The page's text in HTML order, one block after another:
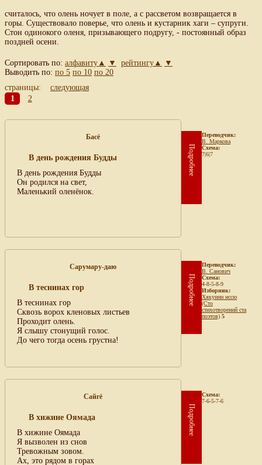
считалось, что олень ночует в поле, а с рассветом возвращается в
горы. Существовало поверье, что олень и кустарник хаги – супруги.
Стон одинокого оленя, призывающего подругу, - постоянный образ
поздней осени.
Сортировать по: алфавиту▲ ▼ рейтингу▲
▼
Выводить по: по 5 по 10 по 20
страницы: следующая
1
2
Басё
В день рождения Будды
В день рождения Будды
Он родился на свет,
Маленький оленёнок.
Подробнее
Переводчик:
В. Маркова
Схема:
7|6|7
Сарумару-даю
В теснинах гор
В теснинах гор
Сквозь ворох кленовых листьев
Проходит олень.
Я слышу стонущий голос.
До чего тогда осень грустна!
Подробнее
Переводчик:
В. Санович
Схема:
4-8-5-8-9
Изборник:
Хякунин иссю
(Сто
стихотворений ста
поэтов) 5
Сайгё
В хижине Оямада
В хижине Оямада
Я вызволен из снов
Тревожным зовом.
Ах, это рядом в горах
Подробнее
Схема:
7-6-5-7-6